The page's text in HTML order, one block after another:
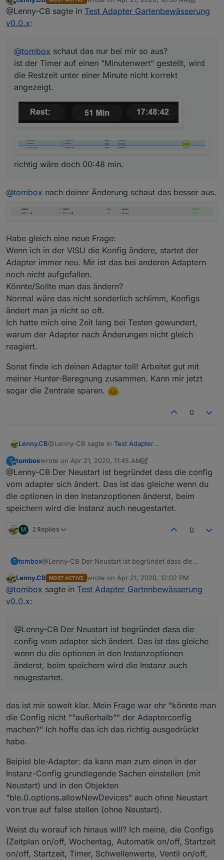
die Restzeit unter einer Minute nicht korrekt
angezeigt.
richtig wäre doch 00:48 min.
Offline last edited by Lenny.CB Apr 21, 2020, 12:52
@Lenny-CB sagte in Test Adapter Gartenbewässerung
v0.0.x:
@tombox schaut das nur bei mir so aus?
ist der Timer auf einen "Minutenwert" gestellt, wird
die Restzeit unter einer Minute nicht korrekt
angezeigt.
richtig wäre doch 00:48 min.
@tombox nach deiner Änderung schaut das besser aus.
Habe gleich eine neue Frage:
Wenn ich in der VISU die Konfig ändere, startet der
Adapter immer neu. Mir ist das bei anderen Adaptern
noch nicht aufgefallen.
Könnte/Sollte man das ändern?
Normal wäre das nicht sonderlich schlimm, Konfigs
ändert man ja nicht so oft.
Ich hatte mich eine Zeit lang bei Testen gewundert,
warum der Adapter nach Änderungen nicht gleich
reagiert.
Sonst finde ich deinen Adapter toll! Arbeitet gut mit
meiner Hunter-Beregnung zusammen. Kann mir jetzt
sogar die Zentrale sparen.
0
Lenny.CB@Lenny-CB sagte in Test Adapter
@tomboxschaut das nur bei mir so aus?
ist der Timer auf einen "Minutenwert" gestellt,
wird die Restzeit unter einer Minute nicht
korrekt angezeigt.
@ tomboxnach deiner Änderung schaut das besser
aus.
Habe gleich eine neue Frage:
Adapter immer neu. Mir ist das bei anderen Adaptern
ändert man ja nicht so oft.
Ich hatte mich eine Zeit lang bei Testen gewundert,
warum der Adapter nach Änderungen nicht gleich
reagiert.
Sonst finde ich deinen Adapter toll! Arbeitet gut mit
T
Offline
tomboxwrote on Apr 21, 2020, 11:45 AM
last edited by tomboxApr 21, 2020, 1:45 PM
@Lenny-CB Der Neustart ist begründet dass die config
vom adapter sich ändert. Das ist das gleiche wenn du
die optionen in den Instanzoptionen änderst, beim
speichern wird die Instanz auch neugestartet.
M 2 Replies 0
T tombox@Lenny-CB Der Neustart ist begründet dass die
wenn du die optionen in den Instanzoptionen änderst,
beim speichern wird die Instanz auch neugestartet.
Offline
Lenny.CB MOST ACTIVE wrote on Apr 21, 2020, 12:02 PM
last edited by
@tombox sagte in Test Adapter Gartenbewässerung
v0.0.x:
@Lenny-CB Der Neustart ist begründet dass die
config vom adapter sich ändert. Das ist das gleiche
wenn du die optionen in den Instanzoptionen
änderst, beim speichern wird die Instanz auch
neugestartet.
das ist mir soweit klar. Mein Frage war ehr "könnte man
die Config nicht ""außerhalb"" der Adapterconfig
machen?" Ich hoffe das ich das richtig ausgedrückt
habe.
Beipiel ble-Adapter: da kann man zum einen in der
Instanz-Config grundlegende Sachen einstellen (mit
Neustart) und in den Objekten
"ble.0.options.allowNewDevices" auch ohne Neustart
von true auf false stellen (ohne Neustart).
Weist du worauf ich hinaus will? Ich meine, die Configs
(Zeitplan on/off, Wochentag, Automatik on/off, Startzeit
on/off, Startzeit, Timer, Schwellenwerte, Ventil on/off,